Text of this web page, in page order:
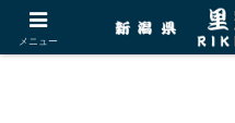
メニュー